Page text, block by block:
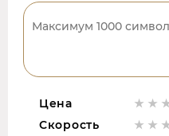
Цена
Скорость